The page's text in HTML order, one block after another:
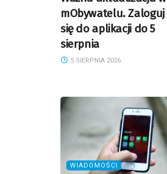
mObywatelu. Zaloguj
się do aplikacji do 5
sierpnia
5 SIERPNIA 2026
WIADOMOŚCI